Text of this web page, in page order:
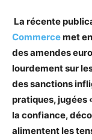
La récente
Commercemet
des amendes
lourdement sur
des sanctions
pratiques, jugées
la confiance,
alimentent les